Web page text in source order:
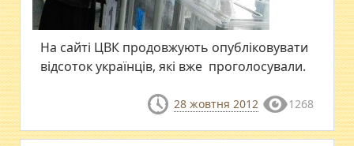
На сайті ЦВК продовжують опубліковувати
відсоток українців, які вже проголосували.
28 жовтня 2012 1268